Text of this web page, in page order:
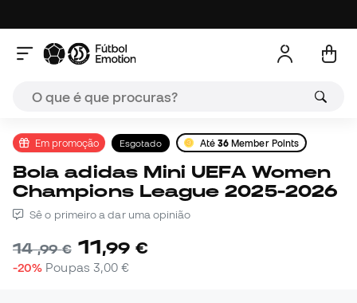
Em promoção Esgotado Até 36 Member Points
Bola adidas Mini UEFA Women
Champions League 2025-2026
Sê o primeiro a dar uma opinião
14,99 € 11,99 €
-20% Poupas 3,00 €